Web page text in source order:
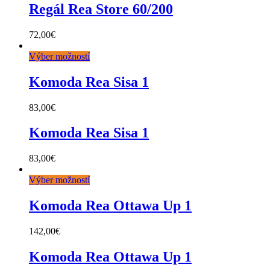
Regál Rea Store 60/200
72,00€
Výber možností
Komoda Rea Sisa 1
83,00€
Komoda Rea Sisa 1
83,00€
Výber možností
Komoda Rea Ottawa Up 1
142,00€
Komoda Rea Ottawa Up 1